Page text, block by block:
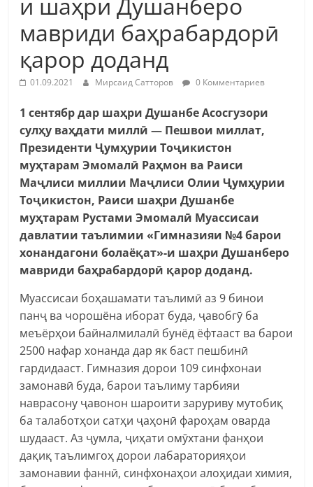
мавриди баҳрабардорӣ
қарор доданд
01.09.2021 Мирсаид Сатторов 0 Комментариев
1 сентябр дар шаҳри Душанбе Асосгузори
сулҳу ваҳдати миллӣ — Пешвои миллат,
Президенти Ҷумҳурии Тоҷикистон
муҳтарам Эмомалӣ Раҳмон ва Раиси
Маҷлиси миллии Маҷлиси Олии Ҷумҳурии
Тоҷикистон, Раиси шаҳри Душанбе
муҳтарам Рустами Эмомалӣ Муассисаи
давлатии таълимии «Гимназияи №4 барои
хонандагони болаёқат»-и шаҳри Душанберо
мавриди баҳрабардорӣ қарор доданд.
Муассисаи боҳашамати таълимӣ аз 9 бинои
панҷ ва чорошёна иборат буда, ҷавобгӯ ба
меъёрҳои байналмилалӣ бунёд ёфтааст ва барои
2500 нафар хонанда дар як баст пешбинӣ
гардидааст. Гимназия дорои 109 синфхонаи
замонавӣ буда, барои таълиму тарбияи
наврасону ҷавонон шароити заруриву мутобиқ
ба талаботҳои сатҳи ҷаҳонӣ фароҳам оварда
шудааст. Аз ҷумла, ҷиҳати омӯхтани фанҳои
дақиқ таълимгоҳ дорои лабараторияҳои
замонавии фаннӣ, синфхонаҳои алоҳидаи химия,